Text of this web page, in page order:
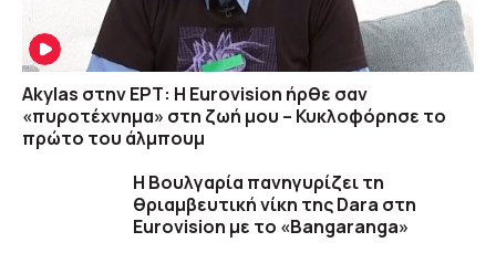
Akylas στην ΕΡΤ: Η Eurovision ήρθε σαν
«πυροτέχνημα» στη ζωή μου – Κυκλοφόρησε το
πρώτο του άλμπουμ
Η Βουλγαρία πανηγυρίζει τη
θριαμβευτική νίκη της Dara στη
Eurovision με το «Bangaranga»